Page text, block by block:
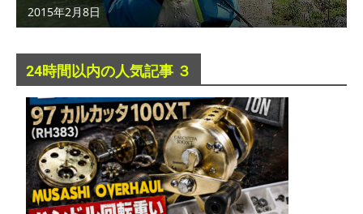
2015年2月8日
24時間以内の人気記事 ３